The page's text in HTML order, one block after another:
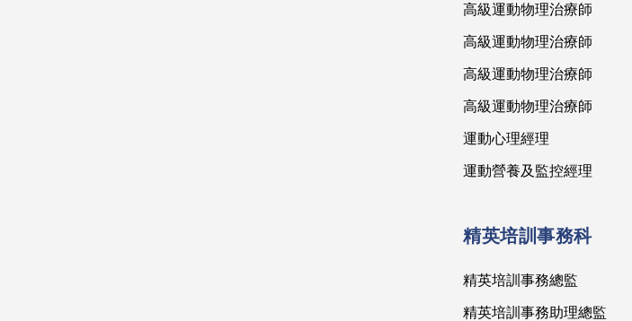
高級運動物理治療師
高級運動物理治療師
高級運動物理治療師
高級運動物理治療師
運動心理經理
運動營養及監控經理
精英培訓事務科
精英培訓事務總監
精英培訓事務助理總監